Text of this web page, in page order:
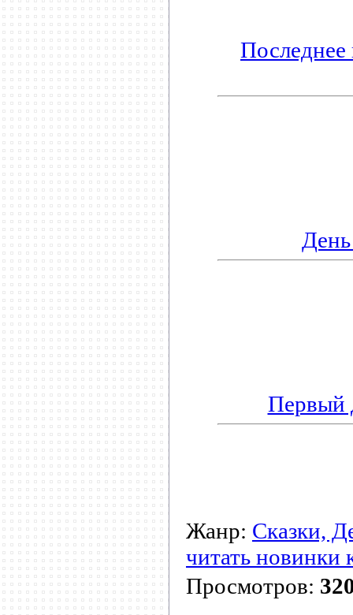
Первый
Жанр: Сказки,
читать новинки
Просмотров: